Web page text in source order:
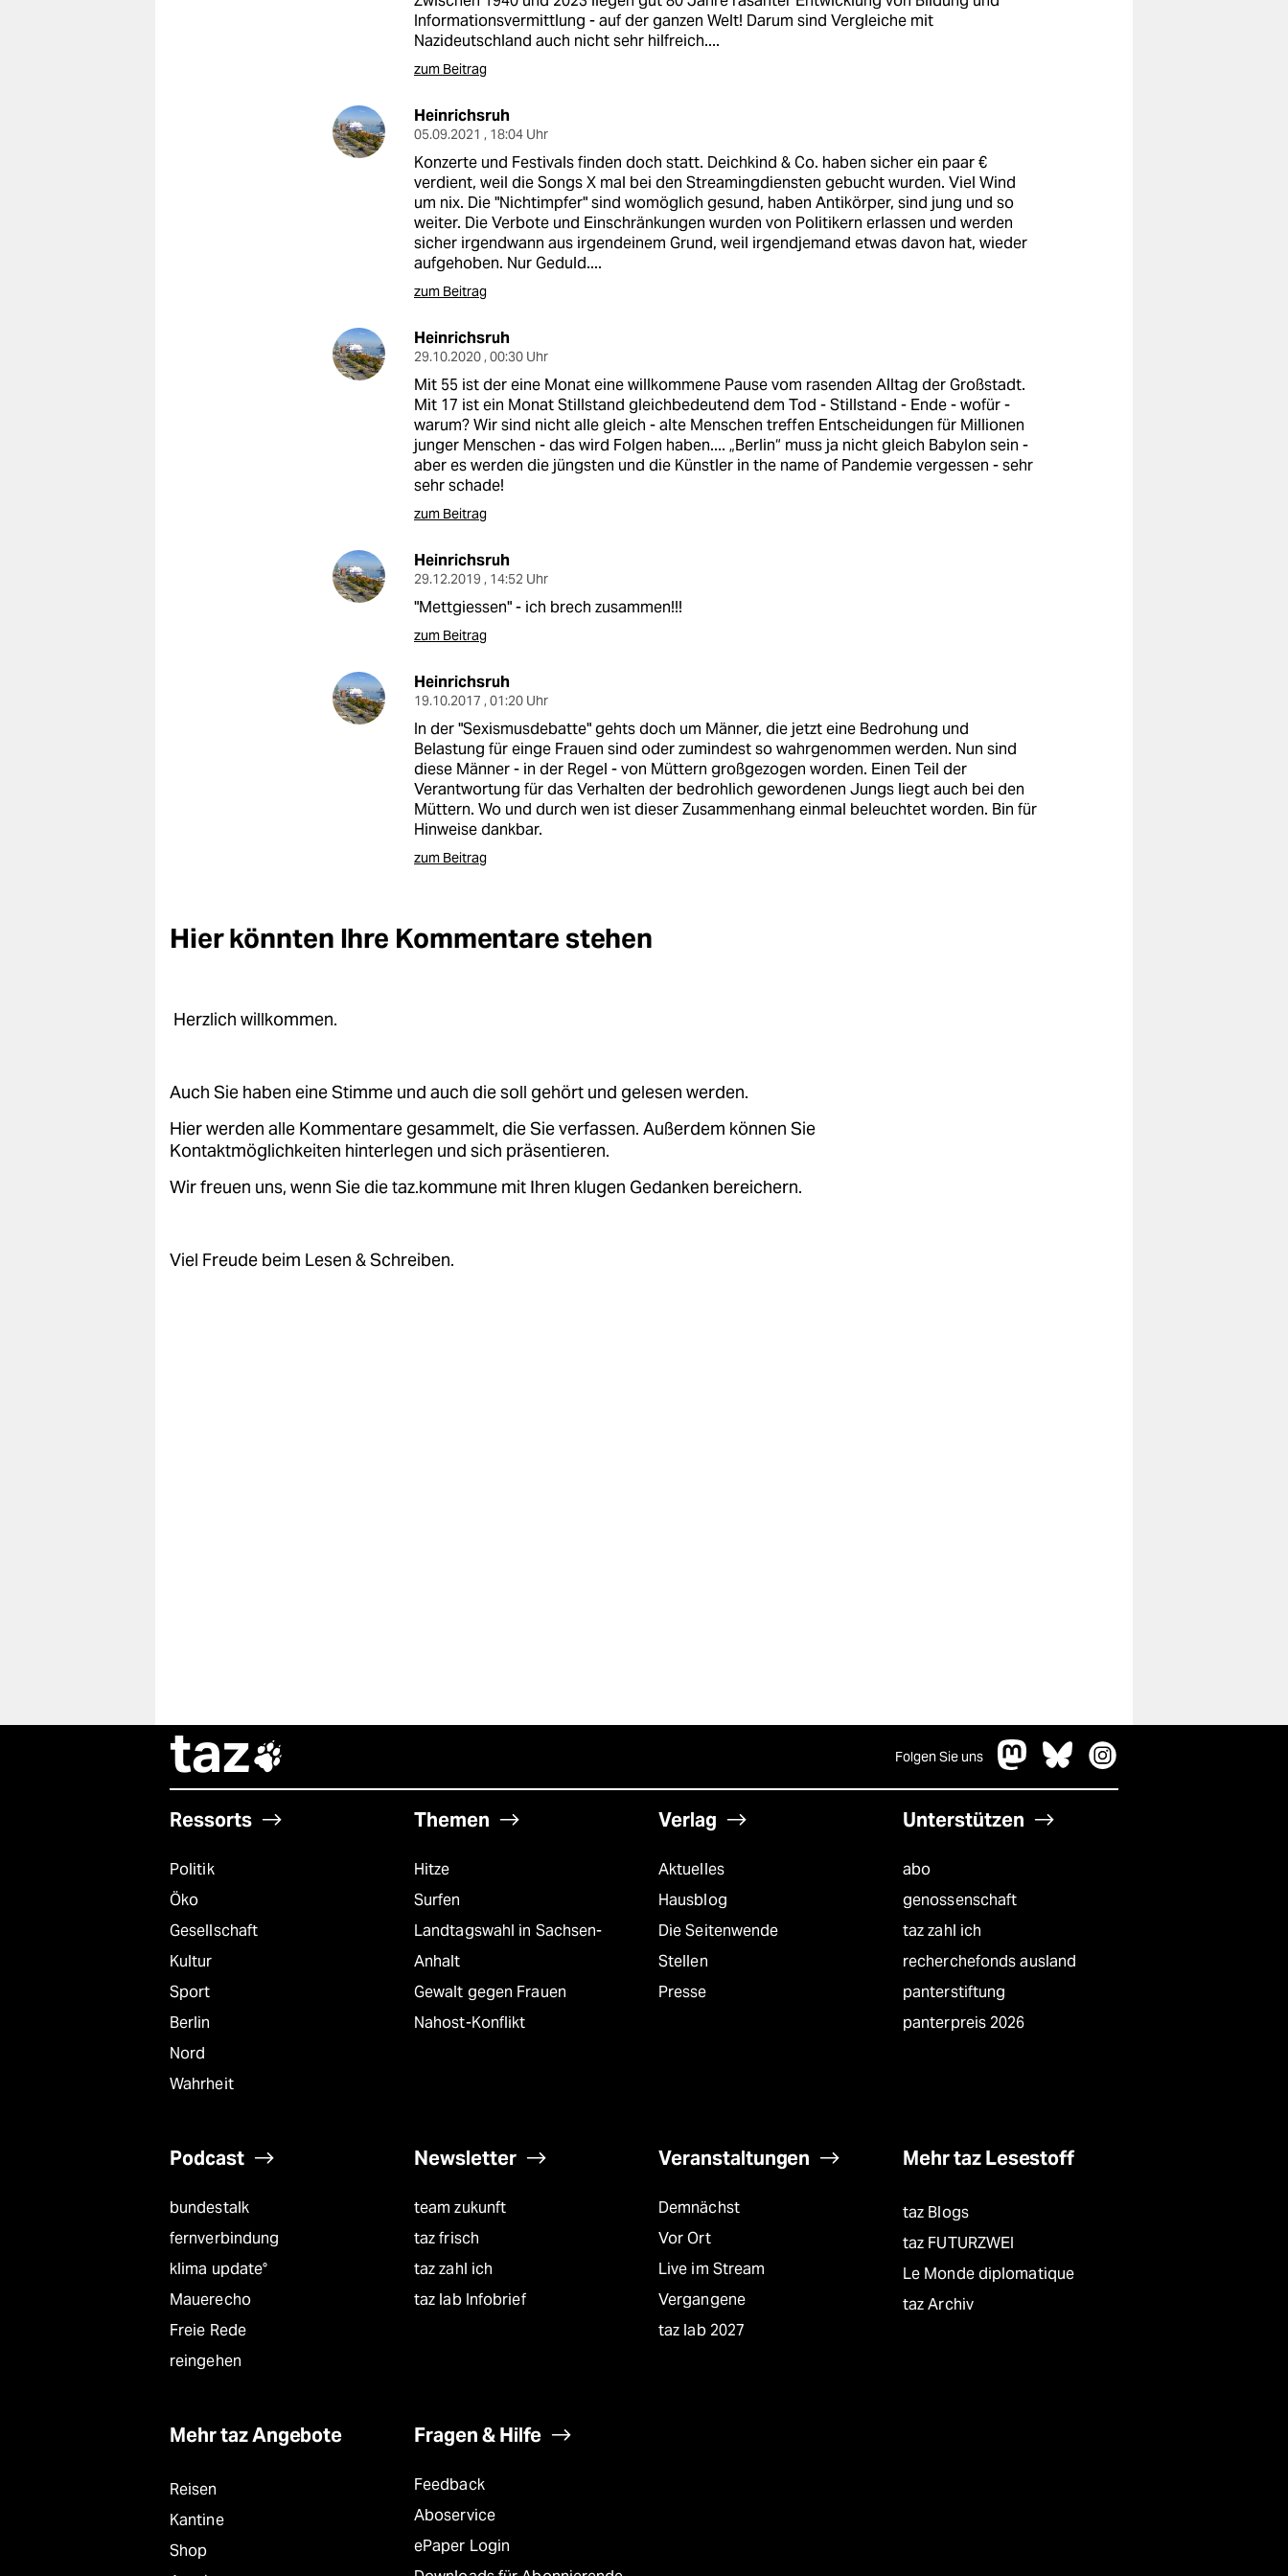
Informationsvermittlung - auf der ganzen Welt! Darum sind Vergleiche mit
Nazideutschland auch nicht sehr hilfreich....
zum Beitrag
Heinrichsruh
05.09.2021 , 18:04 Uhr
Konzerte und Festivals finden doch statt. Deichkind & Co. haben sicher ein paar €
verdient, weil die Songs X mal bei den Streamingdiensten gebucht wurden. Viel Wind
um nix. Die "Nichtimpfer" sind womöglich gesund, haben Antikörper, sind jung und so
weiter. Die Verbote und Einschränkungen wurden von Politikern erlassen und werden
sicher irgendwann aus irgendeinem Grund, weil irgendjemand etwas davon hat, wieder
aufgehoben. Nur Geduld....
zum Beitrag
Heinrichsruh
29.10.2020 , 00:30 Uhr
Mit 55 ist der eine Monat eine willkommene Pause vom rasenden Alltag der Großstadt.
Mit 17 ist ein Monat Stillstand gleichbedeutend dem Tod - Stillstand - Ende - wofür -
warum? Wir sind nicht alle gleich - alte Menschen treffen Entscheidungen für Millionen
junger Menschen - das wird Folgen haben.... „Berlin“ muss ja nicht gleich Babylon sein -
aber es werden die jüngsten und die Künstler in the name of Pandemie vergessen - sehr
sehr schade!
zum Beitrag
Heinrichsruh
29.12.2019 , 14:52 Uhr
"Mettgiessen" - ich brech zusammen!!!
zum Beitrag
Heinrichsruh
19.10.2017 , 01:20 Uhr
In der "Sexismusdebatte" gehts doch um Männer, die jetzt eine Bedrohung und
Belastung für einge Frauen sind oder zumindest so wahrgenommen werden. Nun sind
diese Männer - in der Regel - von Müttern großgezogen worden. Einen Teil der
Verantwortung für das Verhalten der bedrohlich gewordenen Jungs liegt auch bei den
Müttern. Wo und durch wen ist dieser Zusammenhang einmal beleuchtet worden. Bin für
Hinweise dankbar.
zum Beitrag
Hier könnten Ihre Kommentare stehen
Herzlich willkommen.
Auch Sie haben eine Stimme und auch die soll gehört und gelesen werden.
Hier werden alle Kommentare gesammelt, die Sie verfassen. Außerdem können Sie
Kontaktmöglichkeiten hinterlegen und sich präsentieren.
Wir freuen uns, wenn Sie die taz.kommune mit Ihren klugen Gedanken bereichern.
Viel Freude beim Lesen & Schreiben.
taz Folgen Sie uns
Ressorts
Politik
Öko
Gesellschaft
Kultur
Sport
Berlin
Nord
Wahrheit
Themen
Hitze
Surfen
Landtagswahl in Sachsen-
Anhalt
Gewalt gegen Frauen
Nahost-Konflikt
Verlag
Aktuelles
Hausblog
Die Seitenwende
Stellen
Presse
Unterstützen
abo
genossenschaft
taz zahl ich
recherchefonds ausland
panterstiftung
panterpreis 2026
Podcast
bundestalk
fernverbindung
klima update°
Mauerecho
Freie Rede
reingehen
Newsletter
team zukunft
taz frisch
taz zahl ich
taz lab Infobrief
Veranstaltungen
Demnächst
Vor Ort
Live im Stream
Vergangene
taz lab 2027
Mehr taz Lesestoff
taz Blogs
taz FUTURZWEI
Le Monde diplomatique
taz Archiv
Mehr taz Angebote
Reisen
Kantine
Shop
Fragen & Hilfe
Feedback
Aboservice
ePaper Login